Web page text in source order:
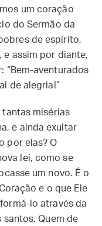
um coração
do Sermão da
de espírito,
e assim por diante,
“Bem-aventurados
de alegria!”
tantas misérias
e ainda exultar
por elas? O
lei, como se
um novo. É o
e o que Ele
lo através da
santos. Quem de